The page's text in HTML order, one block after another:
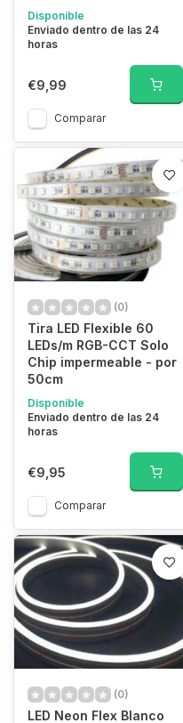
Disponible
Enviado dentro de las 24
horas
€9,99
Comparar
(0)
Tira LED Flexible 60
LEDs/m RGB-CCT Solo
Chip impermeable - por
50cm
Disponible
Enviado dentro de las 24
horas
€9,95
Comparar
(0)
LED Neon Flex Blanco